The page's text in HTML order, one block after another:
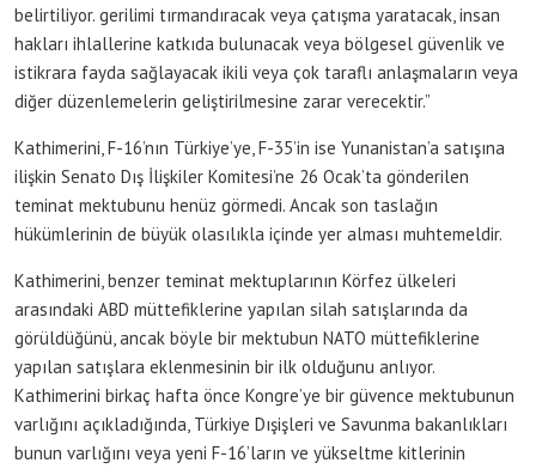
belirtiliyor. gerilimi tırmandıracak veya çatışma yaratacak, insan
hakları ihlallerine katkıda bulunacak veya bölgesel güvenlik ve
istikrara fayda sağlayacak ikili veya çok taraflı anlaşmaların veya
diğer düzenlemelerin geliştirilmesine zarar verecektir.”
Kathimerini, F-16’nın Türkiye’ye, F-35’in ise Yunanistan’a satışına
ilişkin Senato Dış İlişkiler Komitesi’ne 26 Ocak’ta gönderilen
teminat mektubunu henüz görmedi. Ancak son taslağın
hükümlerinin de büyük olasılıkla içinde yer alması muhtemeldir.
Kathimerini, benzer teminat mektuplarının Körfez ülkeleri
arasındaki ABD müttefiklerine yapılan silah satışlarında da
görüldüğünü, ancak böyle bir mektubun NATO müttefiklerine
yapılan satışlara eklenmesinin bir ilk olduğunu anlıyor.
Kathimerini birkaç hafta önce Kongre’ye bir güvence mektubunun
varlığını açıkladığında, Türkiye Dışişleri ve Savunma bakanlıkları
bunun varlığını veya yeni F-16’ların ve yükseltme kitlerinin